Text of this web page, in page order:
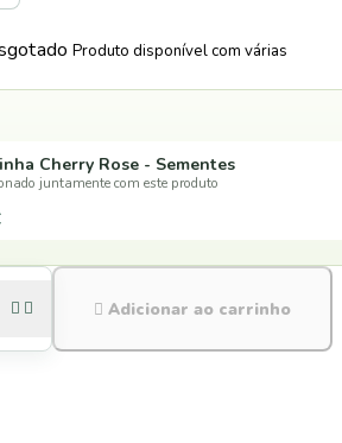
Produto disponível com várias
   Adicionar ao carrinho
Cherry Rose - Sementes
juntamente com este produto